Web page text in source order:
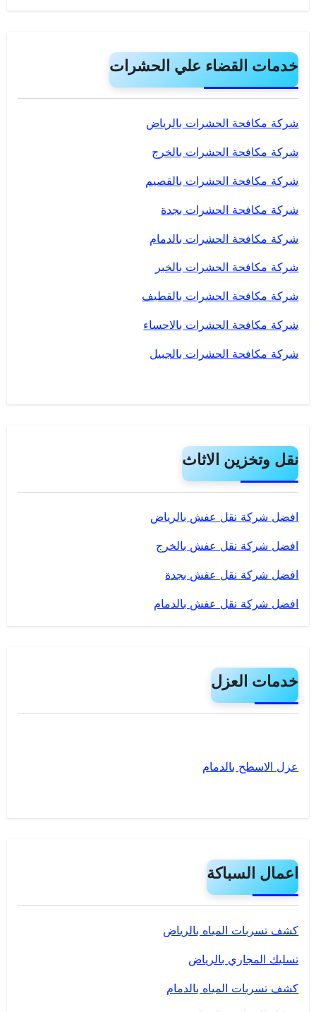
خدمات القضاء علي الحشرات
شركة مكافحة الحشرات بالرياض
شركة مكافحة الحشرات بالخرج
شركة مكافحة الحشرات بالقصيم
شركة مكافحة الحشرات بجدة
شركة مكافحة الحشرات بالدمام
شركة مكافحة الحشرات بالخبر
شركة مكافحة الحشرات بالقطيف
شركة مكافحة الحشرات بالاحساء
شركة مكافحة الحشرات بالجبيل
نقل وتخزين الاثاث
افضل شركة نقل عفش بالرياض
افضل شركة نقل عفش بالخرج
افضل شركة نقل عفش بجدة
افضل شركة نقل عفش بالدمام
خدمات العزل
عزل الاسطح بالدمام
اعمال السباكة
كشف تسربات المياه بالرياض
تسليك المجاري بالرياض
كشف تسربات المياه بالدمام